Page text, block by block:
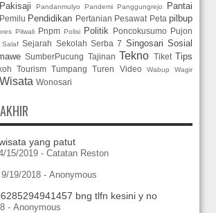
Pakisaji Pandanmulyo Pandemi Panggungrejo Pantai
Pemilu Pendidikan Pertanian Pesawat Peta pilbup
Pilwali Pnpm Polisi Politik Poncokusumo Pujon
Salaf Sejarah Sekolah Serba 7 Singosari Sosial
SumberPucung Tajinan Tekno Tiket Tips
Tourism Tumpang Turen Video Wabup Wagir
Wisata Wonosari
yang patut
15/2019 - Catatan Reston
19/2018 - Anonymous
bng tlfn kesini y no
- Anonymous